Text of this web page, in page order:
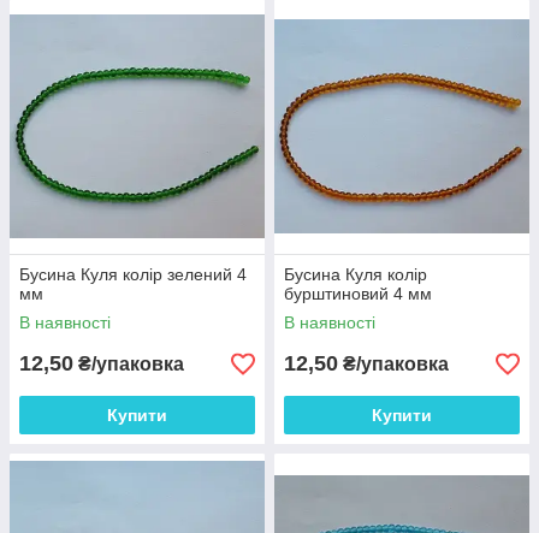
Бусина Куля колір зелений 4
мм
В наявності
12,50 ₴/упаковка
Купити
Бусина Куля колір
бурштиновий 4 мм
В наявності
12,50 ₴/упаковка
Купити